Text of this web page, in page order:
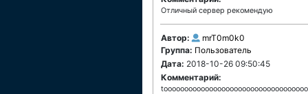
Отличный сервер рекомендую
Автор:
mrT0m0k0
Группа: Пользователь
Дата: 2018-10-26 09:50:45
Комментарий: